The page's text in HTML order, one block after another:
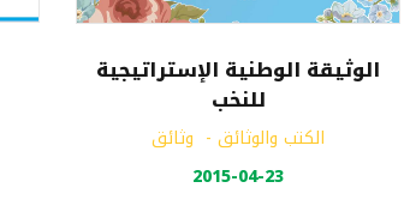
الوثيقة الوطنية الإستراتيجية
للنخب
الكتب والوثائق - وثائق
2015-04-23